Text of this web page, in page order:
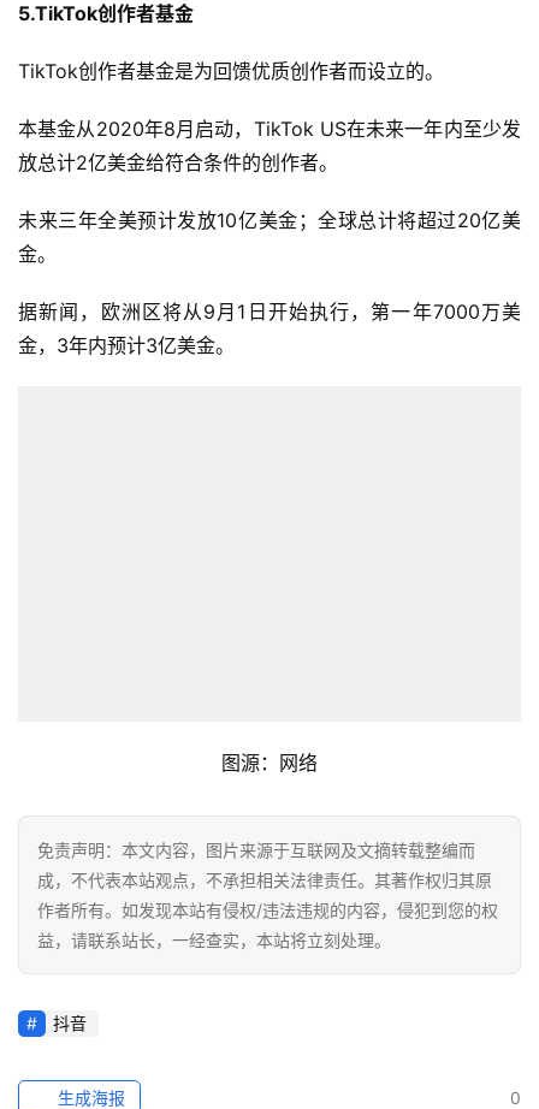
5.TikTok创作者基金
TikTok创作者基金是为回馈优质创作者而设立的。
本基金从2020年8月启动，TikTok US在未来一年内至少发
放总计2亿美金给符合条件的创作者。
未来三年全美预计发放10亿美金；全球总计将超过20亿美
金。
据新闻，欧洲区将从9月1日开始执行，第一年7000万美
金，3年内预计3亿美金。
图源：网络
免责声明：本文内容，图片来源于互联网及文摘转载整编而
成，不代表本站观点，不承担相关法律责任。其著作权归其原
作者所有。如发现本站有侵权/违法违规的内容，侵犯到您的权
益，请联系站长，一经查实，本站将立刻处理。
抖音
0
生成海报